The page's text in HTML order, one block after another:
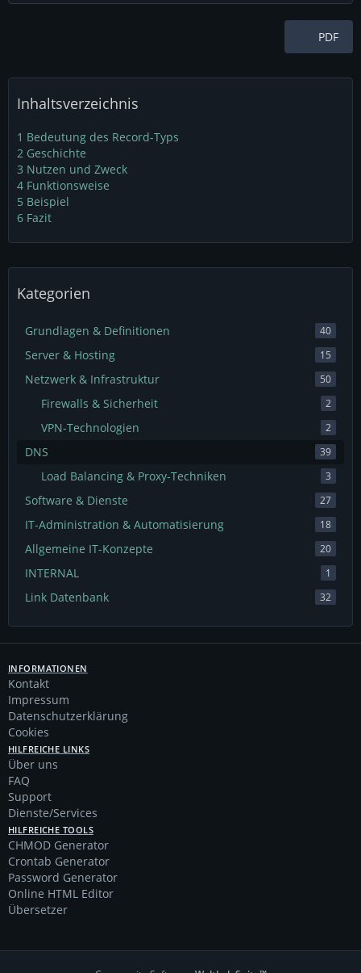
PDF
Inhaltsverzeichnis
1 Bedeutung des Record-Typs
2 Geschichte
3 Nutzen und Zweck
4 Funktionsweise
5 Beispiel
6 Fazit
Kategorien
Grundlagen & Definitionen 40
Server & Hosting 15
Netzwerk & Infrastruktur 50
Firewalls & Sicherheit 2
VPN-Technologien 2
DNS 39
Load Balancing & Proxy-Techniken 3
Software & Dienste 27
IT-Administration & Automatisierung 18
Allgemeine IT-Konzepte 20
INTERNAL 1
Link Datenbank 32
INFORMATIONEN
Kontakt
Impressum
Datenschutzerklärung
Cookies
HILFREICHE LINKS
Über uns
FAQ
Support
Dienste/Services
HILFREICHE TOOLS
CHMOD Generator
Crontab Generator
Password Generator
Online HTML Editor
Übersetzer